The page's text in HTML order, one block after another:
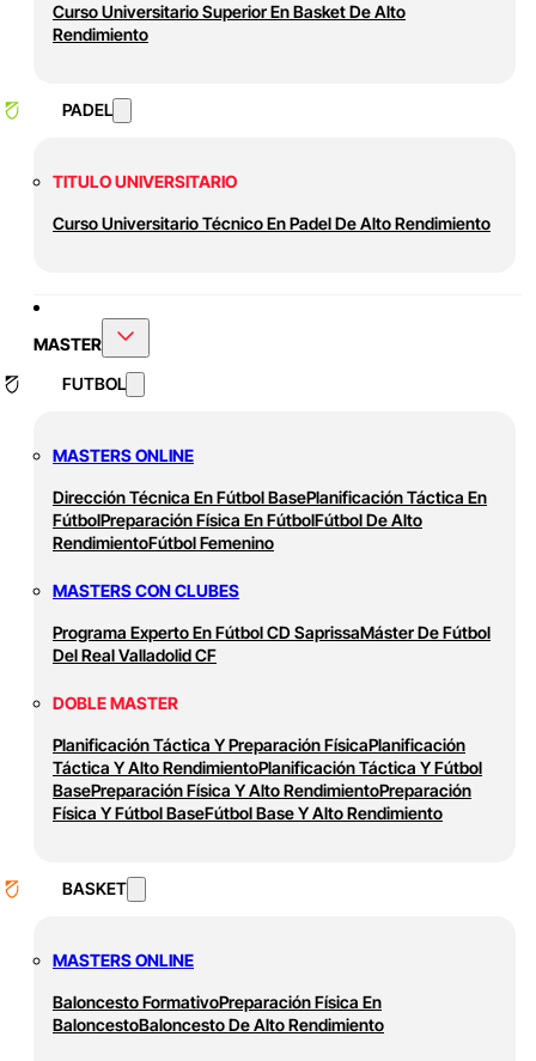
Curso Universitario Superior En Basket De Alto
Rendimiento
PADEL
TITULO UNIVERSITARIO
Curso Universitario Técnico En Padel De Alto Rendimiento
MASTER
FUTBOL
MASTERS ONLINE
Dirección Técnica En Fútbol BasePlanificación Táctica En
FútbolPreparación Física En FútbolFútbol De Alto
RendimientoFútbol Femenino
MASTERS CON CLUBES
Programa Experto En Fútbol CD SaprissaMáster De Fútbol
Del Real Valladolid CF
DOBLE MASTER
Planificación Táctica Y Preparación FísicaPlanificación
Táctica Y Alto RendimientoPlanificación Táctica Y Fútbol
BasePreparación Física Y Alto RendimientoPreparación
Física Y Fútbol BaseFútbol Base Y Alto Rendimiento
BASKET
MASTERS ONLINE
Baloncesto FormativoPreparación Física En
BaloncestoBaloncesto De Alto Rendimiento